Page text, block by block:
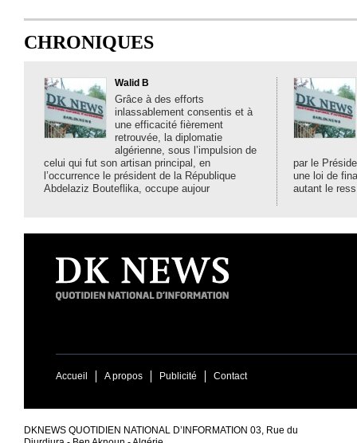
CHRONIQUES
Walid B
Grâce à des efforts
inlassablement consentis et à
une efficacité fièrement
retrouvée, la diplomatie
algérienne, sous l’impulsion de
celui qui fut son artisan principal, en
l’occurrence le président de la République
Abdelaziz Bouteflika, occupe aujour
par le
une loi de
autant le ress
Accueil A propos Publicité Contact
DKNEWS QUOTIDIEN NATIONAL D’INFORMATION 03, Rue du